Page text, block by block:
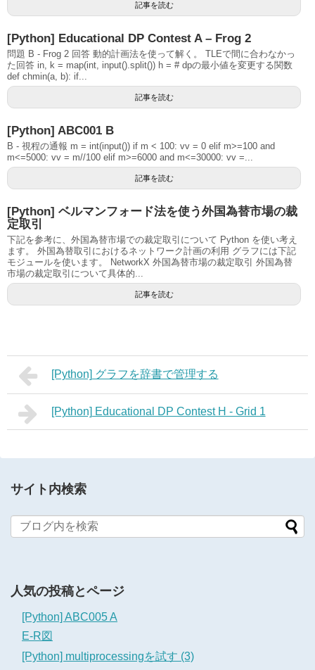
記事を読む
[Python] Educational DP Contest A – Frog 2
問題 B - Frog 2 回答 動的計画法を使って解く。 TLEで間に合わなかっ
た回答 in, k = map(int, input().split()) h = # dpの最小値を変更する関数
def chmin(a, b): if...
記事を読む
[Python] ABC001 B
B - 視程の通報 m = int(input()) if m < 100: vv = 0 elif m>=100 and
m<=5000: vv = m//100 elif m>=6000 and m<=30000: vv =...
記事を読む
[Python] ベルマンフォード法を使う外国為替市場の裁
定取引
下記を参考に、外国為替市場での裁定取引について Python を使い考え
ます。 外国為替取引におけるネットワーク計画の利用 グラフには下記
モジュールを使います。 NetworkX 外国為替市場の裁定取引 外国為替
市場の裁定取引について具体的...
記事を読む
[Python] グラフを辞書で管理する
[Python] Educational DP Contest H - Grid 1
サイト内検索
人気の投稿とページ
[Python] ABC005 A
E-R図
[Python] multiprocessingを試す (3)